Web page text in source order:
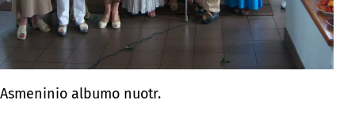
Asmeninio albumo nuotr.